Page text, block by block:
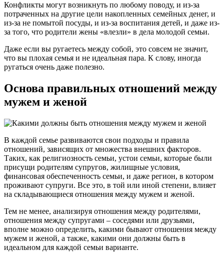
Конфликты могут возникнуть по любому поводу, и из-за
потраченных на другие цели накопленных семейных денег, и
из-за не помытой посуды, и из-за воспитания детей, и даже из-
за того, что родители жены «влезли» в дела молодой семьи.
Даже если вы ругаетесь между собой, это совсем не значит,
что вы плохая семья и не идеальная пара. К слову, иногда
ругаться очень даже полезно.
Основа правильных отношений между
мужем и женой
В каждой семье развиваются свои подходы и правила
отношений, зависящих от множества внешних факторов.
Таких, как религиозность семьи, устои семьи, которые были
присущи родителям супругов, жилищные условия,
финансовая обеспеченность семьи, и даже регион, в котором
проживают супруги. Все это, в той или иной степени, влияет
на складывающиеся отношения между мужем и женой.
Тем не менее, анализируя отношения между родителями,
отношения между супругами – соседями или друзьями,
вполне можно определить, какими бывают отношения между
мужем и женой, а также, какими они должны быть в
идеальном для каждой семьи варианте.